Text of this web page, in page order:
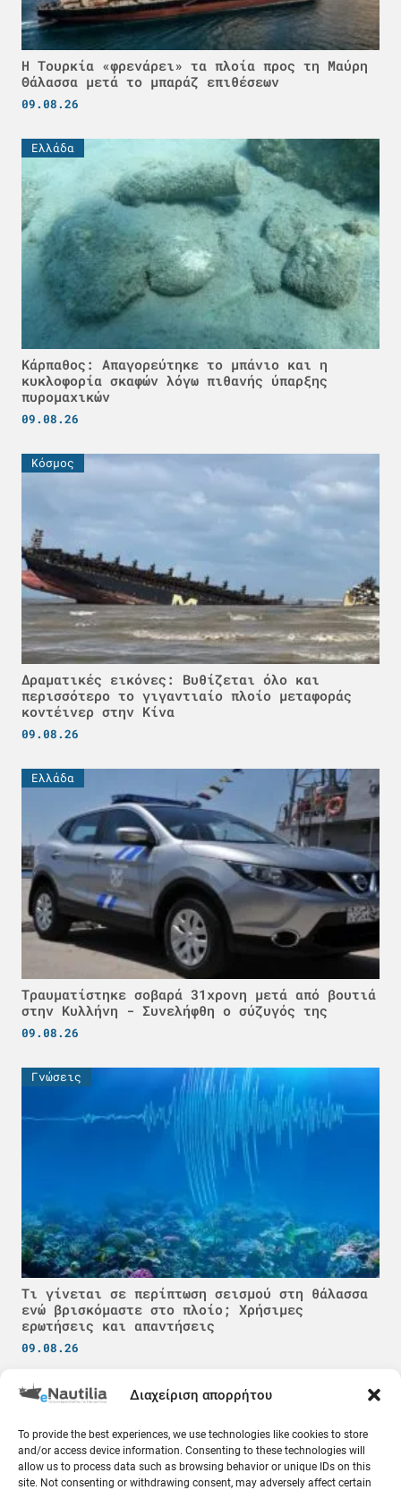
Διαχείριση απορρήτου
To provide the best experiences, we use technologies like cookies to store
and/or access device information. Consenting to these technologies will
allow us to process data such as browsing behavior or unique IDs on this
site. Not consenting or withdrawing consent, may adversely affect certain
Η Τουρκία «φρενάρει» τα πλοία προς τη Μαύρη
Θάλασσα μετά το μπαράζ επιθέσεων
09.08.26
Ελλάδα
Κάρπαθος: Απαγορεύτηκε το μπάνιο και η
κυκλοφορία σκαφών λόγω πιθανής ύπαρξης
πυρομαχικών
09.08.26
Κόσμος
Δραματικές εικόνες: Βυθίζεται όλο και
περισσότερο το γιγαντιαίο πλοίο μεταφοράς
κοντέινερ στην Κίνα
09.08.26
Ελλάδα
Τραυματίστηκε σοβαρά 31χρονη μετά από βουτιά
στην Κυλλήνη - Συνελήφθη ο σύζυγός της
09.08.26
Γνώσεις
Τι γίνεται σε περίπτωση σεισμού στη θάλασσα
ενώ βρισκόμαστε στο πλοίο; Χρήσιμες
ερωτήσεις και απαντήσεις
09.08.26
Κόσμος